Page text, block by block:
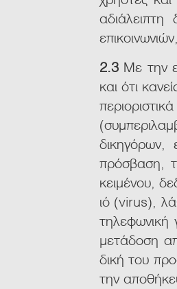
2.3 Με την
και ότι
πρόσβαση,
κειμένου,
ιό (virus),
μετάδοση
δική του
την